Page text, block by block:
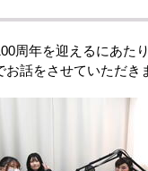
年を迎えるにあた
話をさせていただき